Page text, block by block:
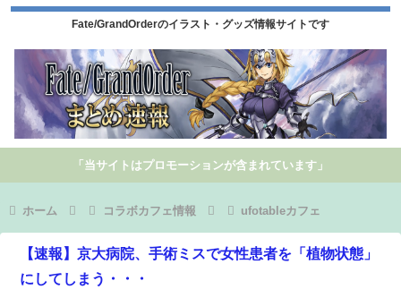
Fate/GrandOrderのイラスト・グッズ情報サイトです
「当サイトはプロモーションが含まれています」
ホーム コラボカフェ情報 ufotableカフェ
【速報】京大病院、手術ミスで女性患者を「植物状態」
にしてしまう・・・